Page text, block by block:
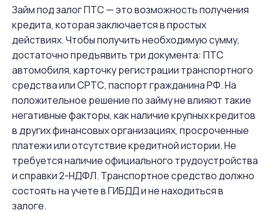
Займ под залог ПТС — это возможность получения
кредита, которая заключается в простых
действиях. Чтобы получить необходимую сумму,
достаточно предъявить три документа: ПТС
автомобиля, карточку регистрации транспортного
средства или СРТС, паспорт гражданина РФ. На
положительное решение по займу не влияют такие
негативные факторы, как наличие крупных кредитов
в других финансовых организациях, просроченные
платежи или отсутствие кредитной истории. Не
требуется наличие официального трудоустройства
и справки 2-НДФЛ. Транспортное средство должно
состоять на учете в ГИБДД и не находиться в
залоге.